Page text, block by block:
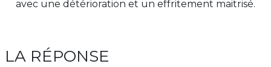
avec une détérioration et un effritement maitrisé.
LA RÉPONSE